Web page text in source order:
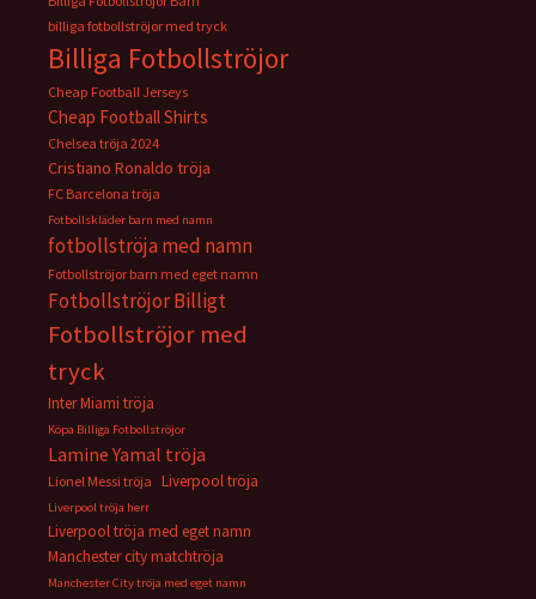
billiga fotbollströjor med tryck
Billiga Fotbollströjor
Cheap Football Jerseys
Cheap Football Shirts
Chelsea tröja 2024
Cristiano Ronaldo tröja
FC Barcelona tröja
Fotbollskläder barn med namn
fotbollströja med namn
Fotbollströjor barn med eget namn
Fotbollströjor Billigt
Fotbollströjor med
tryck
Inter Miami tröja
Köpa Billiga Fotbollströjor
Lamine Yamal tröja
Lionel Messi tröja Liverpool tröja
Liverpool tröja herr
Liverpool tröja med eget namn
Manchester city matchtröja
Manchester City tröja med eget namn